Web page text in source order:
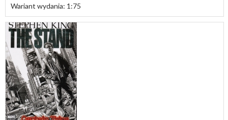
Wariant wydania: 1:75